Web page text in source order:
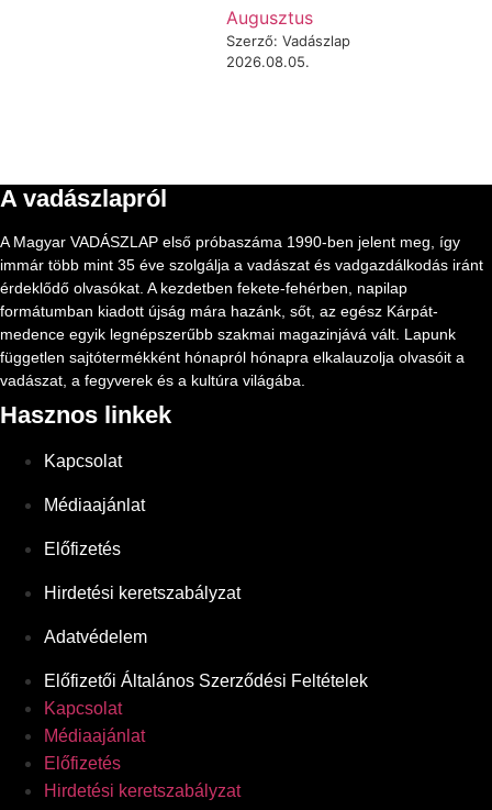
Augusztus
Szerző: Vadászlap
2026.08.05.
A vadászlapról
A Magyar VADÁSZLAP első próbaszáma 1990-ben jelent meg, így
immár több mint 35 éve szolgálja a vadászat és vadgazdálkodás iránt
érdeklődő olvasókat. A kezdetben fekete-fehérben, napilap
formátumban kiadott újság mára hazánk, sőt, az egész Kárpát-
medence egyik legnépszerűbb szakmai magazinjává vált. Lapunk
független sajtótermékként hónapról hónapra elkalauzolja olvasóit a
vadászat, a fegyverek és a kultúra világába.
Hasznos linkek
Kapcsolat
Médiaajánlat
Előfizetés
Hirdetési keretszabályzat
Adatvédelem
Előfizetői Általános Szerződési Feltételek
Kapcsolat
Médiaajánlat
Előfizetés
Hirdetési keretszabályzat